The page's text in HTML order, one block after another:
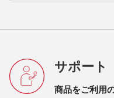
サポート
商品をご利用